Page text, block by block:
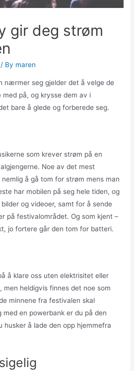
gir deg strøm
/ By maren
nærmer seg gjelder det å velge de
på, og krysse dem av i
bare å glede og forberede seg.
som krever strøm på en
Noe av det mest
å gå tom for strøm mens man
har mobilen på seg hele tiden, og
og videoer, samt for å sende
på festivalområdet. Og som kjent –
jo fortere går den tom for batteri.
å klare oss uten elektrisitet eller
heldigvis finnes det noe som
minnene fra festivalen skal
en powerbank er du på den
husker å lade den opp hjemmefra